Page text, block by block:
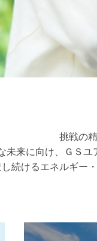
挑戦の
未来に向け、ＧＳユ
続けるエネルギー